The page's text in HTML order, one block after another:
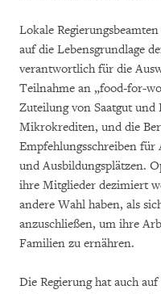
Lokale
auf die Lebensgrundlage
verantwortlich für die
Teilnahme an „food-for-
Zuteilung von Saatgut
Mikrokrediten, und die
Empfehlungsschreiben für
und Ausbildungsplätzen.
ihre Mitglieder dezimiert
andere Wahl haben, als
anzuschließen, um ihre
Familien zu ernähren.
Die Regierung hat auch